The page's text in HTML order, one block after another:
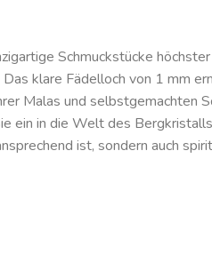
Schmuckstücke
klare Fädelloch von 1 mm
Malas und selbstgemachten
ein in die Welt des
ist, sondern auch